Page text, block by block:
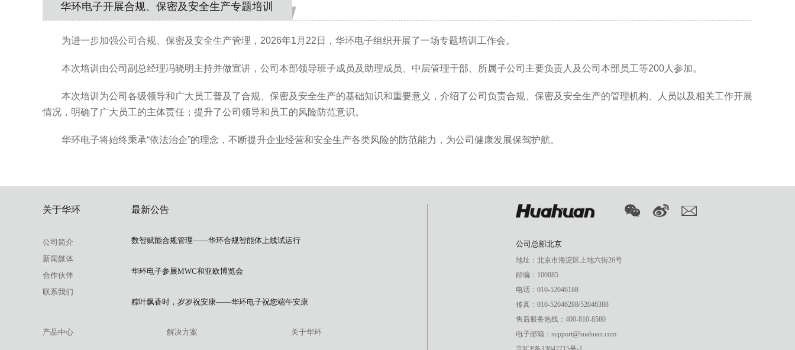
华环电子开展合规、保密及安全生产专题培训
为进一步加强公司 合规、保密及安全生产管理， 2026年1 月 22 日，华环电子组织开展了一场专题培训工作会。
本次培训由公司副总经理冯晓明主持并做宣讲，公司本部领导班子成员及助理成员、中层管理干部、所属子公司主要负责人及公司本部员工等200 人参加。
本次培训为公司各级领导和广大员工普及了合规、保密及安全生产的基础知识和重要意义，介绍了公司负责合规、保密及安全生产的管理机构、人员以及相关工作开展
情况，明确了广大员工的主体责任；提升了公司领导和员工的风险防范意识。
华环电子将始终秉承“依法治企”的理念，不断提升企业经营和安全生产各类风险的防范能力，为公司健康发展保驾护航。
关于华环
公司简介
新闻媒体
合作伙伴
联系我们
最新公告
数智赋能合规管理——华环合规智能体上线试运行
华环电子参展MWC和亚欧博览会
粽叶飘香时，岁岁祝安康——华环电子祝您端午安康
产品中心 解决方案 关于华环
公司总部北京
地址：北京市海淀区上地六街26号
邮编：100085
电话：010-52046188
传真：010-52046288/52046388
售后服务热线：400-810-8580
电子邮箱：support@huahuan.com